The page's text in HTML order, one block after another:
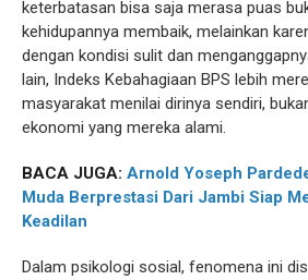
keterbatasan bisa saja merasa puas
kehidupannya membaik, melainkan
dengan kondisi sulit dan
lain, Indeks Kebahagiaan BPS lebih
masyarakat menilai dirinya sendiri,
ekonomi yang mereka alami.
BACA JUGA: Arnold Yoseph
Muda Berprestasi Dari Jambi Siap
Keadilan
Dalam psikologi sosial, fenomena ini